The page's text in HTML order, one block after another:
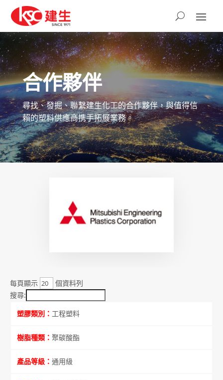
合作夥伴
尋找、發掘、聯繫建生化工的合作夥伴，與值得信
賴的塑料供應商携手拓展業務。
每頁顯示
個資料列
搜尋:
工程塑料
聚碳酸酯
通用級